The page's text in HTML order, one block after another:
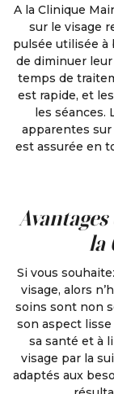
A la Clinique
sur le visage
pulsée utilisée à
de diminuer
temps de
est rapide, et
les séances.
apparentes
est assurée en
la
Si vous
visage, alors
soins sont non
son aspect
sa santé et à
visage par la
adaptés aux